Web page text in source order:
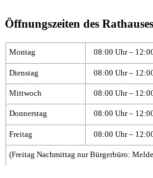
Öffnungszeiten des
Montag 08:00 Uhr –
Dienstag 08:00 Uhr –
Mittwoch 08:00 Uhr –
Donnerstag 08:00 Uhr –
Freitag 08:00 Uhr –
(Freitag Nachmittag nur Bürgerbüro: